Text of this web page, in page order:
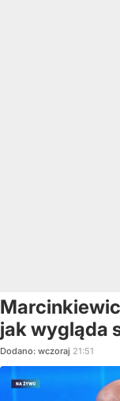
jak wygląda
Dodano: wczoraj 21:51